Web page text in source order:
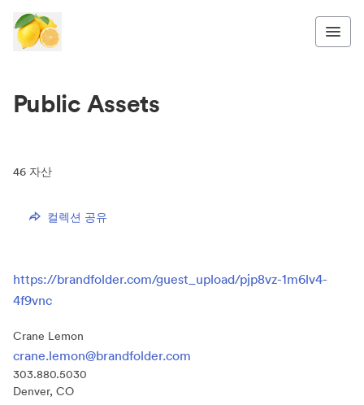
Public Assets
46 자산
컬렉션 공유
https://brandfolder.com/guest_upload/pjp8vz-1m6lv4-
4f9vnc
Crane Lemon
crane.lemon@brandfolder.com
303.880.5030
Denver, CO